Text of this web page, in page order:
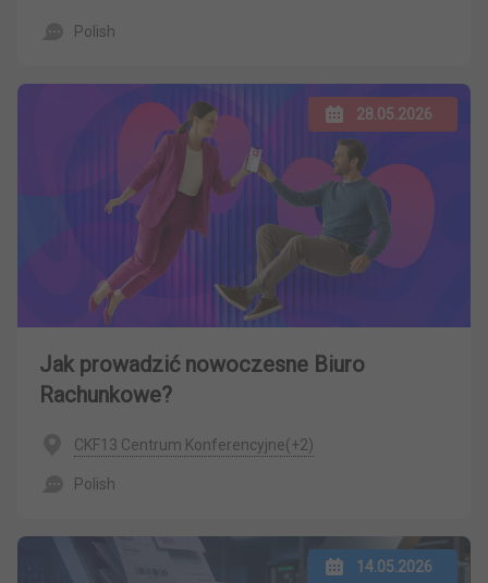
Polish
28.05.2026
Jak prowadzić nowoczesne Biuro
Rachunkowe?
CKF13 Centrum Konferencyjne(+2)
Polish
14.05.2026